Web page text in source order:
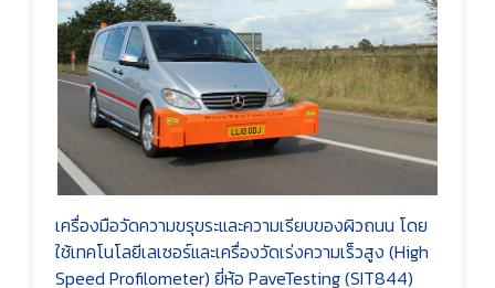
เครื่องมือวัดความขรุขระและความเรียบของผิวถนน โดย
ใช้เทคโนโลยีเลเซอร์และเครื่องวัดเร่งความเร็วสูง (High
Speed Profilometer) ยี่ห้อ PaveTesting (SIT844)